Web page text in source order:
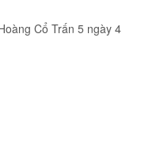
Cổ Trấn 5 ngày 4